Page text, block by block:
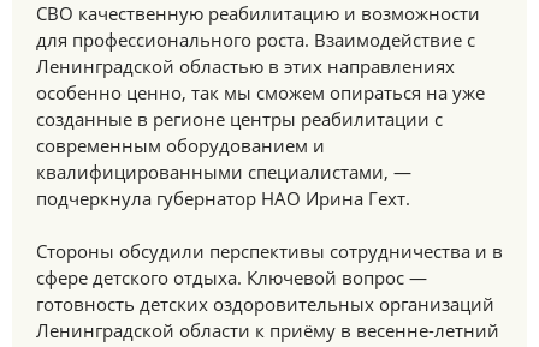
СВО качественную реабилитацию и возможности
для профессионального роста. Взаимодействие с
Ленинградской областью в этих направлениях
особенно ценно, так мы сможем опираться на уже
созданные в регионе центры реабилитации с
современным оборудованием и
квалифицированными специалистами, —
подчеркнула губернатор НАО Ирина Гехт.
Стороны обсудили перспективы сотрудничества и в
сфере детского отдыха. Ключевой вопрос —
готовность детских оздоровительных организаций
Ленинградской области к приёму в весенне-летний